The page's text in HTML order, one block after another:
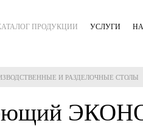
ПРОДУКЦИИ УСЛУГИ
И РАЗДЕЛОЧНЫЕ СТОЛЫ